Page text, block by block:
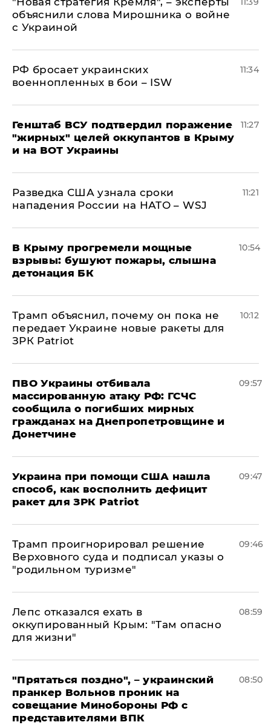
объяснили слова Мирошника о войне
с Украиной
РФ бросает украинских
военнопленных в бои – ISW
11:34
Генштаб ВСУ подтвердил поражение
"жирных" целей оккупантов в Крыму
и на ВОТ Украины
11:27
Разведка США узнала сроки
нападения России на НАТО – WSJ
11:21
В Крыму прогремели мощные
взрывы: бушуют пожары, слышна
детонация БК
10:54
Трамп объяснил, почему он пока не
передает Украине новые ракеты для
ЗРК Patriot
10:12
ПВО Украины отбивала
массированную атаку РФ: ГСЧС
сообщила о погибших мирных
гражданах на Днепропетровщине и
Донетчине
09:57
Украина при помощи США нашла
способ, как восполнить дефицит
ракет для ЗРК Patriot
09:47
Трамп проигнорировал решение
Верховного суда и подписал указы о
"родильном туризме"
09:46
Лепс отказался ехать в
оккупированный Крым: "Там опасно
для жизни"
08:59
"Прятаться поздно", – украинский
пранкер Вольнов проник на
совещание Минобороны РФ с
представителями ВПК
08:50